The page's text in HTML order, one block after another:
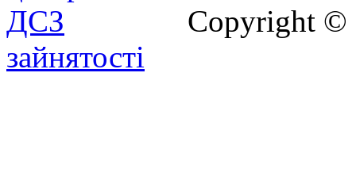
Copyright
зайнятості